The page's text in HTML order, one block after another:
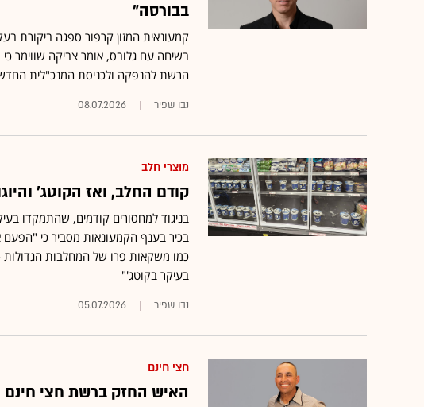
בבורסה"
קמעונאית המזון קרפור ספגה ביקורת
בשיחה עם גלובס, אומר צביקה שווימר
הרשת להנפקה ולכניסת המנכ"לית
נבו שפיר 08.07.2026
מוצרי חלב
קודם החלב, ואז הקוטג'
בניגוד למחסורים קודמים, שהתמקדו
בכיר בענף הקמעונאות מסביר כי "הפעם
כמו משקאות פרו של המחלבות
בעיקר בקוטג'"
נבו שפיר 05.07.2026
חצי חינם
האיש החזק ברשת חצי